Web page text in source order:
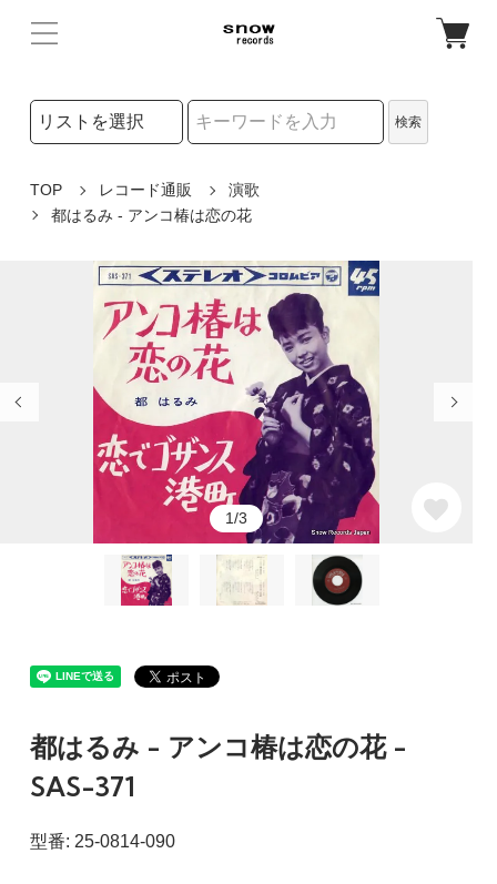
検索リストの選択
検索
TOP レコード通販
演歌
都はるみ - アンコ椿は恋の花
1/3
都はるみ - アンコ椿は恋の花 -
SAS-371
型番: 25-0814-090